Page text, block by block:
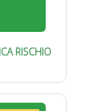
RISCHIO